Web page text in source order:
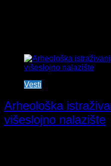
Vesti
Arheološka
višeslojno nalazište